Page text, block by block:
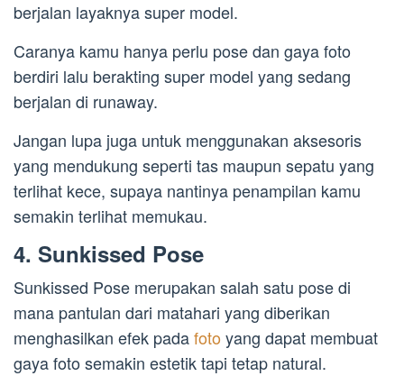
berjalan layaknya super model.
Caranya kamu hanya perlu pose dan gaya foto
berdiri lalu berakting super model yang sedang
berjalan di runaway.
Jangan lupa juga untuk menggunakan aksesoris
yang mendukung seperti tas maupun sepatu yang
terlihat kece, supaya nantinya penampilan kamu
semakin terlihat memukau.
4. Sunkissed Pose
Sunkissed Pose merupakan salah satu pose di
mana pantulan dari matahari yang diberikan
menghasilkan efek padafoto yang dapat membuat
gaya foto semakin estetik tapi tetap natural.